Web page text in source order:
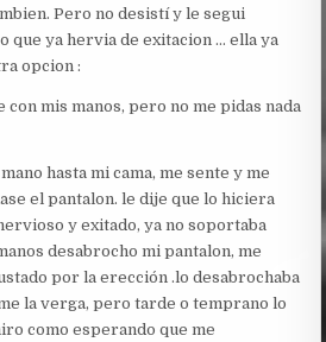
Pero no desistí y le segui
que ya hervia de exitacion … ella ya
opcion :
con mis manos, pero no me pidas nada
hasta mi cama, me sente y me
el pantalon. le dije que lo hiciera
y exitado, ya no soportaba
desabrocho mi pantalon, me
por la erección .lo desabrochaba
la verga, pero tarde o temprano lo
como esperando que me